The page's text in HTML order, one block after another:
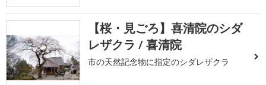
【桜・見ごろ】喜清院のシダ
レザクラ / 喜清院
市の天然記念物に指定のシダレザクラ